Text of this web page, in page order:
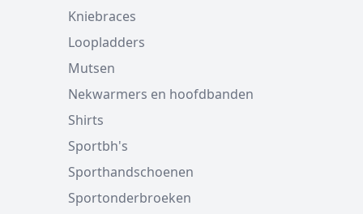
Kniebraces
Loopladders
Mutsen
Nekwarmers en hoofdbanden
Shirts
Sportbh's
Sporthandschoenen
Sportonderbroeken